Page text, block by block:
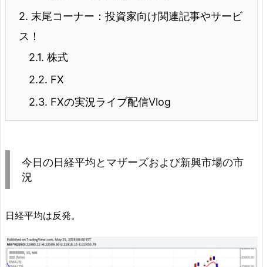
2. 末尾コーナー：投資家向け関連記事やサービ
ス！
2.1. 株式
2.2. FX
2.3. FXの実況ライブ配信Vlog
今日の日経平均とマザーズおよび新興市場の市
況
日経平均は反発。